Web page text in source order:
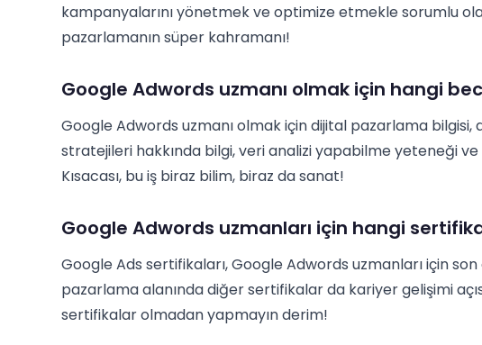
kampanyalarını yönetmek ve optimize etmekle sorumlu
pazarlamanın süper kahramanı!
Google Adwords uzmanı olmak için hangi
Google Adwords uzmanı olmak için dijital pazarlama bilgisi,
stratejileri hakkında bilgi, veri analizi yapabilme yeteneği
Kısacası, bu iş biraz bilim, biraz da sanat!
Google Adwords uzmanları için hangi
Google Ads sertifikaları, Google Adwords uzmanları için
pazarlama alanında diğer sertifikalar da kariyer gelişimi
sertifikalar olmadan yapmayın derim!